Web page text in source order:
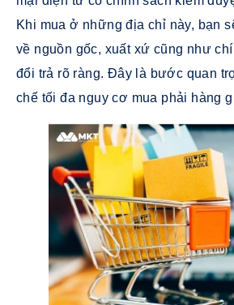
Khi mua ở những địa chỉ này, bạn
về nguồn gốc, xuất xứ cũng như
đổi trả rõ ràng. Đây là bước quan
chế tối đa nguy cơ mua phải hàng